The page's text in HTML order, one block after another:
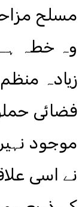
مسلح
وہ خطہ
زیادہ
فضائی
موجود
نے اسی